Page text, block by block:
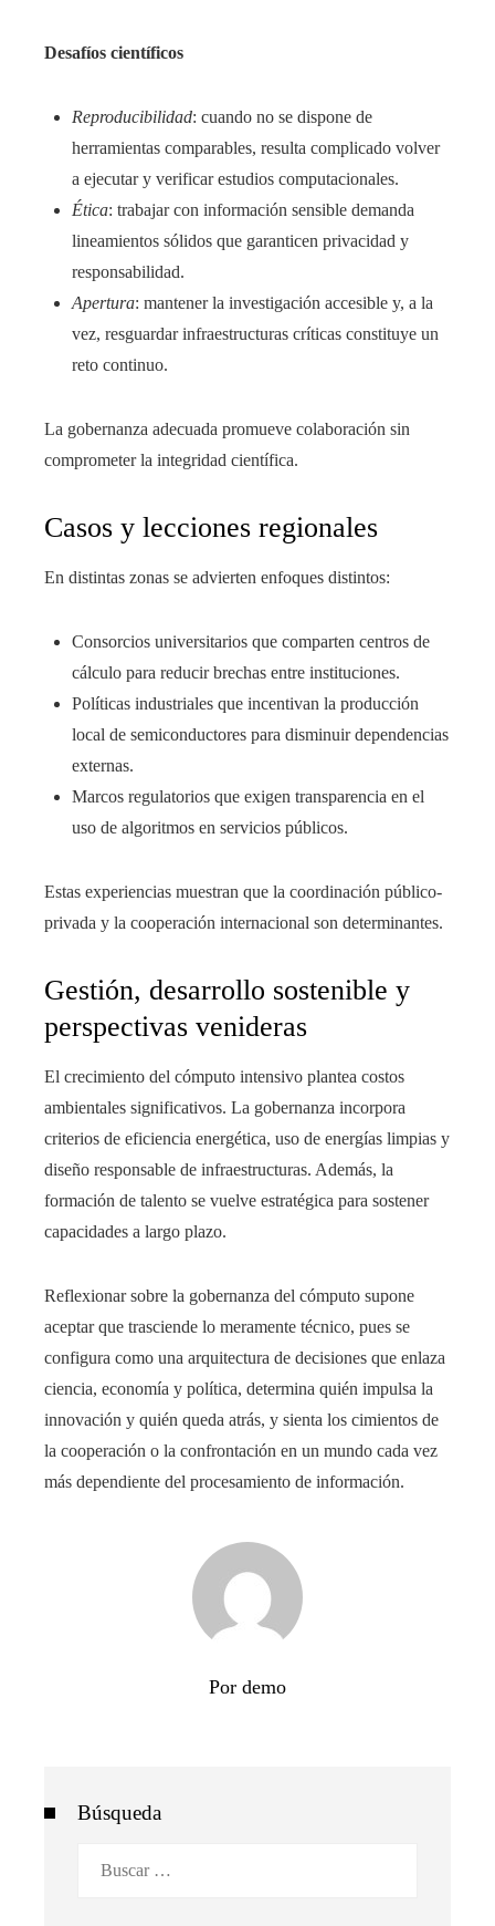
Desafíos científicos
Reproducibilidad: cuando no se dispone de
herramientas comparables, resulta complicado volver
a ejecutar y verificar estudios computacionales.
Ética: trabajar con información sensible demanda
lineamientos sólidos que garanticen privacidad y
responsabilidad.
Apertura: mantener la investigación accesible y, a la
vez, resguardar infraestructuras críticas constituye un
reto continuo.
La gobernanza adecuada promueve colaboración sin
comprometer la integridad científica.
Casos y lecciones regionales
En distintas zonas se advierten enfoques distintos:
Consorcios universitarios que comparten centros de
cálculo para reducir brechas entre instituciones.
Políticas industriales que incentivan la producción
local de semiconductores para disminuir dependencias
externas.
Marcos regulatorios que exigen transparencia en el
uso de algoritmos en servicios públicos.
Estas experiencias muestran que la coordinación público-
privada y la cooperación internacional son determinantes.
Gestión, desarrollo sostenible y
perspectivas venideras
El crecimiento del cómputo intensivo plantea costos
ambientales significativos. La gobernanza incorpora
criterios de eficiencia energética, uso de energías limpias y
diseño responsable de infraestructuras. Además, la
formación de talento se vuelve estratégica para sostener
capacidades a largo plazo.
Reflexionar sobre la gobernanza del cómputo supone
aceptar que trasciende lo meramente técnico, pues se
configura como una arquitectura de decisiones que enlaza
ciencia, economía y política, determina quién impulsa la
innovación y quién queda atrás, y sienta los cimientos de
la cooperación o la confrontación en un mundo cada vez
más dependiente del procesamiento de información.
Por demo
Búsqueda